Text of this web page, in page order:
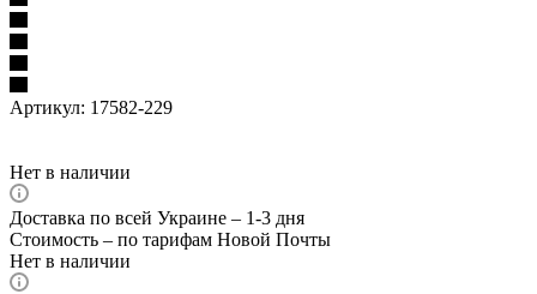
Артикул: 17582-229
Нет в наличии
Доставка по всей Украине – 1-3 дня
Стоимость – по тарифам Новой Почты
Нет в наличии